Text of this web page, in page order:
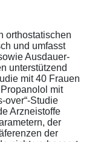
orthostatischen
und umfasst
Ausdauer-
unterstützend
mit 40 Frauen
mit
over“-Studie
Arzneistoffe
der
der